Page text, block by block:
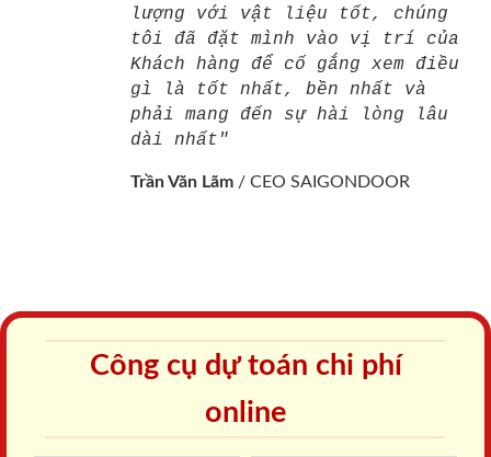
lượng với vật liệu tốt, chúng
tôi đã đặt mình vào vị trí của
Khách hàng để cố gắng xem điều
gì là tốt nhất, bền nhất và
phải mang đến sự hài lòng lâu
dài nhất"
Trần Văn Lãm / CEO SAIGONDOOR
Công cụ dự toán chi phí
online